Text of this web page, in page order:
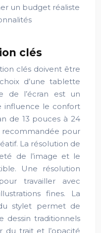
un budget réaliste
clés
clés doivent être
d’une tablette
de l’écran est un
influence le confort
de 13 pouces à 24
pour
La résolution de
de l’image et le
Une résolution
travailler avec
fines. La
stylet permet de
dessin traditionnels
du trait et l’opacité